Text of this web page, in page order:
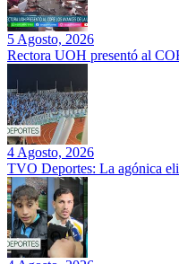
5 Agosto, 2026
Rectora UOH presentó al
4 Agosto, 2026
TVO Deportes: La agónica